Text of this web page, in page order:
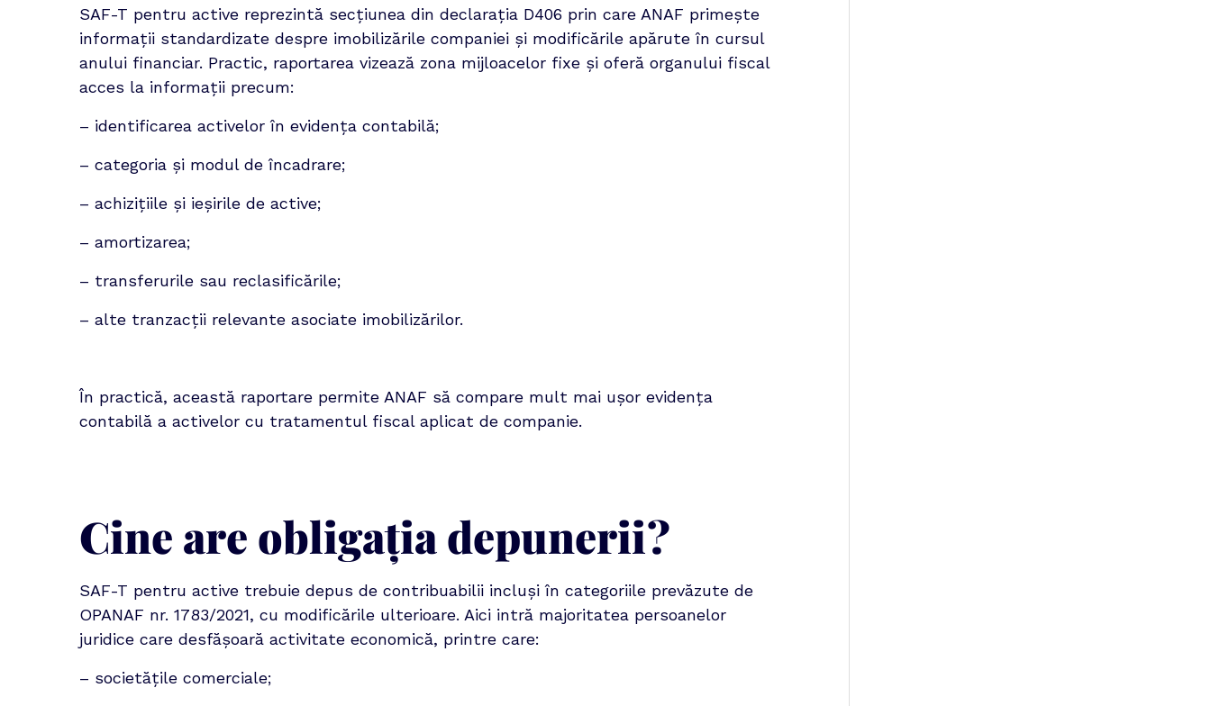
SAF-T pentru active reprezintă secțiunea din declarația D406 prin care ANAF primește
informații standardizate despre imobilizările companiei și modificările apărute în cursul
anului financiar. Practic, raportarea vizează zona mijloacelor fixe și oferă organului fiscal
acces la informații precum:
– identificarea activelor în evidența contabilă;
– categoria și modul de încadrare;
– achizițiile și ieșirile de active;
– amortizarea;
– transferurile sau reclasificările;
– alte tranzacții relevante asociate imobilizărilor.
În practică, această raportare permite ANAF să compare mult mai ușor evidența
contabilă a activelor cu tratamentul fiscal aplicat de companie.
Cine are obligația depunerii?
SAF-T pentru active trebuie depus de contribuabilii incluși în categoriile prevăzute de
OPANAF nr. 1783/2021, cu modificările ulterioare. Aici intră majoritatea persoanelor
juridice care desfășoară activitate economică, printre care:
– societățile comerciale;